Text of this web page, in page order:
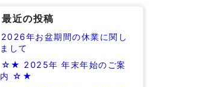
最近の投稿
2026年お盆期間の休業に関し
まして
☆★ 2025年 年末年始のご案
内 ☆★